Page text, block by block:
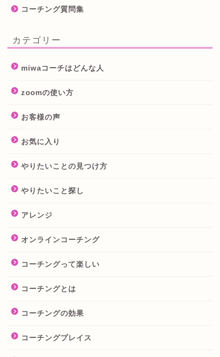
コーチング質問集
カテゴリー
miwaコーチはどんな人
zoomの使い方
お客様の声
お気に入り
やりたいことの見つけ方
やりたいこと探し
アレンジ
オンラインコーチング
コーチングって楽しい
コーチングとは
コーチングの効果
コーチングプレイス